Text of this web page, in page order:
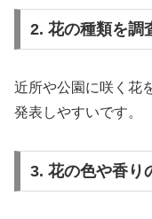
2. 花の種類を調
近所や公園に咲く花
発表しやすいです。
3. 花の色や香り